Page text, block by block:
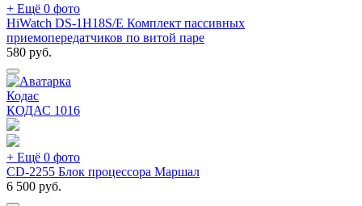
+ Ещё 0 фото
HiWatch DS-1H18S/E Комплект пассивных
приемопередатчиков по витой паре
580 руб.
Кодас
КОДАС 1016
+ Ещё 0 фото
CD-2255 Блок процессора Маршал
6 500 руб.